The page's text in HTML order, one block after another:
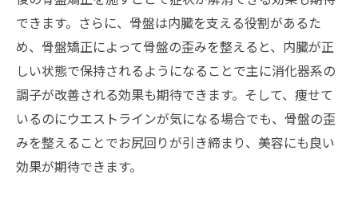
できます。さらに、骨盤は内臓を支える役割があるた
め、骨盤矯正によって骨盤の歪みを整えると、内臓が正
しい状態で保持されるようになることで主に消化器系の
調子が改善される効果も期待できます。そして、痩せて
いるのにウエストラインが気になる場合でも、骨盤の歪
みを整えることでお尻回りが引き締まり、美容にも良い
効果が期待できます。